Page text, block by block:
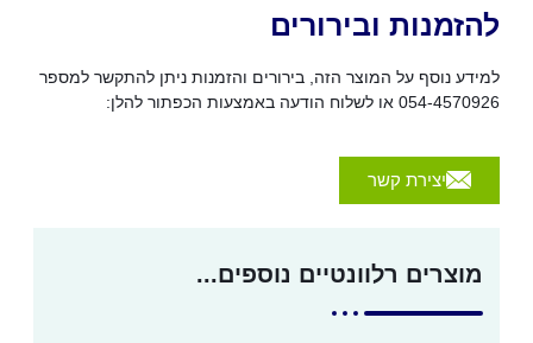
להזמנות ובירורים
למידע נוסף על המוצר הזה, בירורים והזמנות ניתן להתקשר למספר
054-4570926 או לשלוח הודעה באמצעות הכפתור להלן:
יצירת קשר
מוצרים רלוונטיים נוספים...